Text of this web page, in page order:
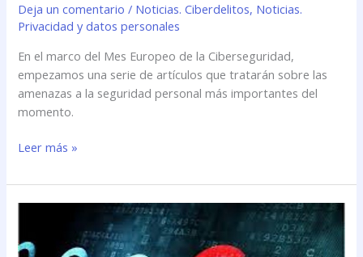
Deja un comentario / Noticias. Ciberdelitos, Noticias.
Privacidad y datos personales
En el marco del Mes Europeo de la Ciberseguridad,
empezamos una serie de artículos que tratarán sobre las
amenazas a la seguridad personal más importantes del
momento.
Leer más »
vulnerabilidad
en